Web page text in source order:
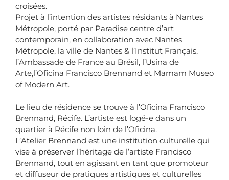
croisées.
Projet à l’intention des artistes résidants à Nantes
Métropole, porté par Paradise centre d’art
contemporain, en collaboration avec Nantes
Métropole, la ville de Nantes & l’Institut Français,
l’Ambassade de France au Brésil, l’Usina de
Arte,l’Oficina Francisco Brennand et Mamam Museo
of Modern Art.
Le lieu de résidence se trouve à l’Oficina Francisco
Brennand, Récife. L’artiste est logé-e dans un
quartier à Récife non loin de l’Oficina.
L’Atelier Brennand est une institution culturelle qui
vise à préserver l’héritage de l’artiste Francisco
Brennand, tout en agissant en tant que promoteur
et diffuseur de pratiques artistiques et culturelles